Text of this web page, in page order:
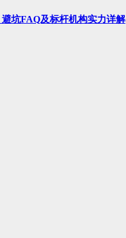
坑FAQ及标杆机构实力详解